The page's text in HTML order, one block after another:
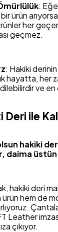
:
ürün
her
geçmez.
: Hakiki
hayatta, her
ve
Deri ile
hakiki
daima
hakiki deri
ürün hem de
Leather
çıkıyor.